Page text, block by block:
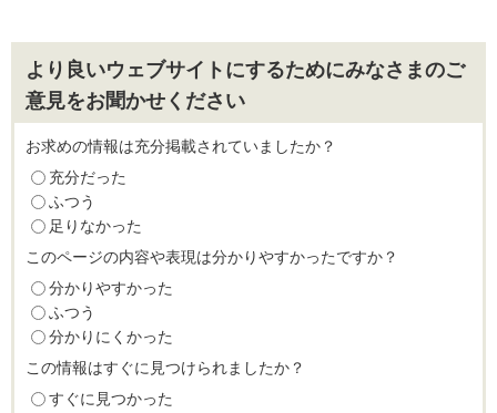
より良いウェブサイトにするためにみなさまのご
意見をお聞かせください
お求めの情報は充分掲載されていましたか？
充分だった
ふつう
足りなかった
このページの内容や表現は分かりやすかったですか？
分かりやすかった
ふつう
分かりにくかった
この情報はすぐに見つけられましたか？
すぐに見つかった